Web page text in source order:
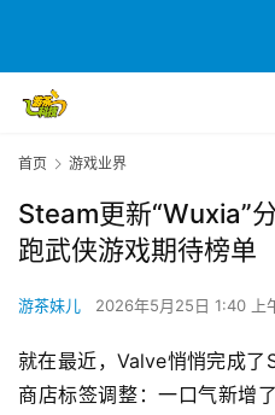
首页 游戏业界
Steam更新“Wuxia”
跑武侠游戏期待榜单
游茶妹儿 2026年5月25日 1:40 上
就在最近，Valve悄悄完成
商店标签调整：一口气新增